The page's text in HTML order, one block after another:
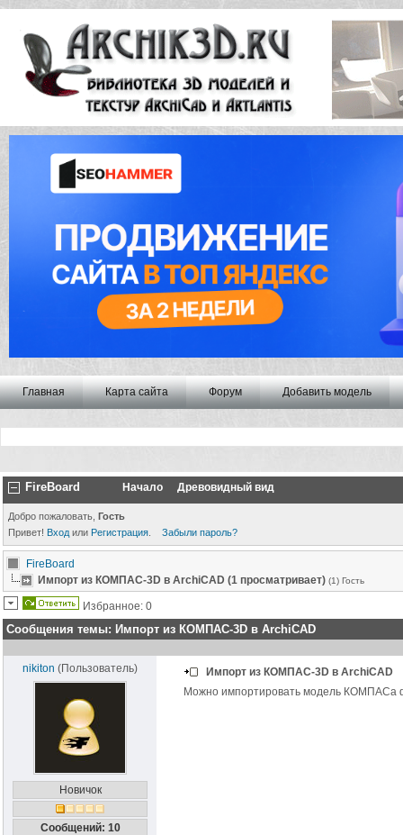
Главная Карта сайта Форум Добавить модель
FireBoard Начало Древовидный вид
Добро пожаловать, Гость
Привет! Вход или Регистрация Забыли пароль?
FireBoard
Импорт из КОМПАС-3D в ArchiCAD (1 просматривает) (1) Гость
Избранное: 0
Сообщения темы: Импорт из КОМПАС-3D в ArchiCAD
nikiton (Пользователь)
Новичок
Сообщений: 10
Импорт из КОМПАС-3D в ArchiCAD
Можно импортировать модель КОМПАСа